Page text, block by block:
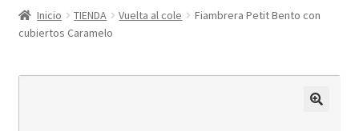
Coccolate Puericultura y Juguetería Educativa
Inicio TIENDA Vuelta al cole
Fiambrera Petit Bento con
cubiertos Caramelo